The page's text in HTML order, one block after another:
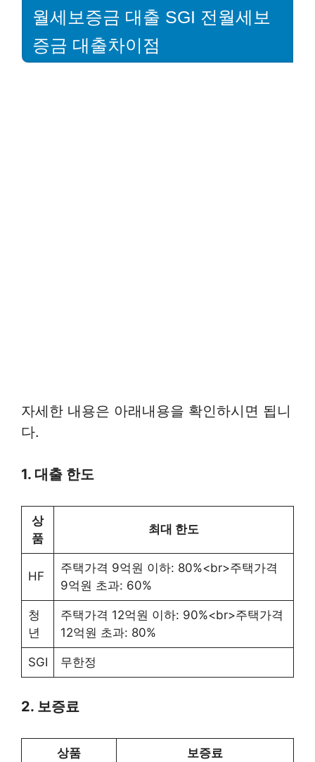
월세보증금 대출 SGI 전월세보
증금 대출차이점
자세한 내용은 아래내용을 확인하시면 됩니
다.
1. 대출 한도
상
품
최대 한도
HF
주택가격 9억원 이하: 80%<br>주택가격
9억원 초과: 60%
청
년
주택가격 12억원 이하: 90%<br>주택가격
12억원 초과: 80%
SGI 무한정
2. 보증료
상품 보증료